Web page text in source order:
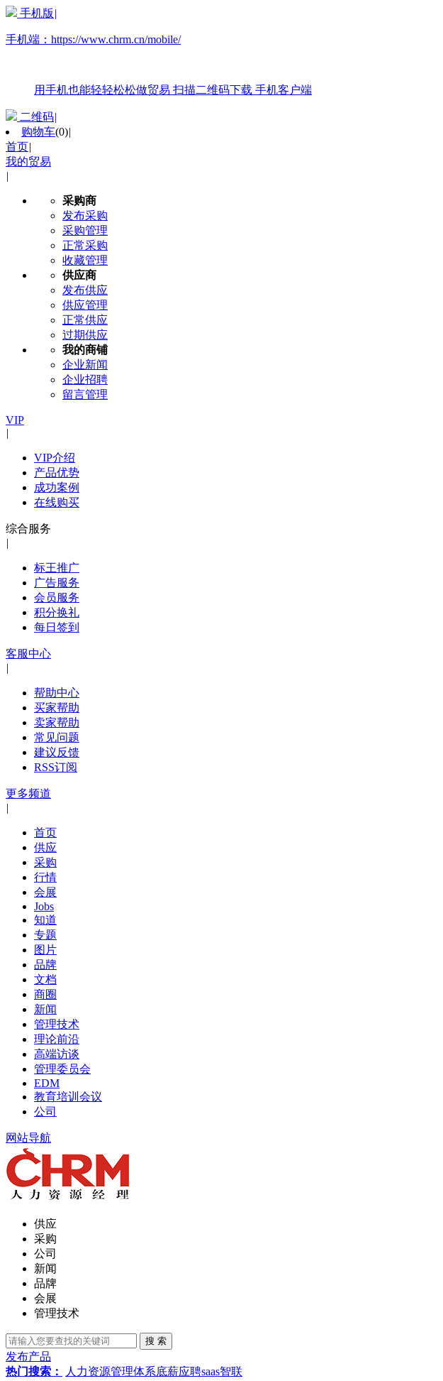
手机版 |
手机端： https://www.chrm.cn/mobile/
用手机也能轻轻松松做贸易 扫描二维码下载 手机客户端
二维码|
购物车(0)|
首页|
我的贸易
|
采购商
发布采购
采购管理
正常采购
收藏管理
供应商
发布供应
供应管理
正常供应
过期供应
我的商铺
企业新闻
企业招聘
留言管理
VIP
|
VIP介绍
产品优势
成功案例
在线购买
综合服务
|
标王推广
广告服务
会员服务
积分换礼
每日签到
客服中心
|
帮助中心
买家帮助
卖家帮助
常见问题
建议反馈
RSS订阅
更多频道
|
首页
供应
采购
行情
会展
Jobs
知道
专题
图片
品牌
文档
商圈
新闻
管理技术
理论前沿
高端访谈
管理委员会
EDM
教育培训会议
公司
网站导航
供应
采购
公司
新闻
品牌
会展
管理技术
发布产品
热门搜索：
人力资源管理体系底薪应聘saas智联